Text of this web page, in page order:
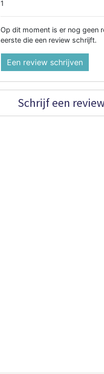
1
Op dit moment is er nog geen
eerste die een review schrijft.
Een review schrijven
Schrijf een